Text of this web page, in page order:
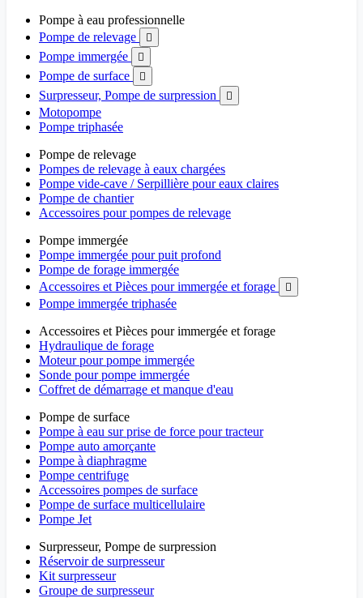
Pompe à eau professionnelle
Pompe de relevage

Pompe immergée 
Pompe de surface 
Surpresseur, Pompe de surpression 
Motopompe
Pompe triphasée
Pompe de relevage
Pompes de relevage à eaux chargées
Pompe vide-cave / Serpillière pour eaux claires
Pompe de chantier
Accessoires pour pompes de relevage
Pompe immergée
Pompe immergée pour puit profond
Pompe de forage immergée
Accessoires et Pièces pour immergée et forage

Pompe immergée triphasée
Accessoires et Pièces pour immergée et forage
Hydraulique de forage
Moteur pour pompe immergée
Sonde pour pompe immergée
Coffret de démarrage et manque d'eau
Pompe de surface
Pompe à eau sur prise de force pour tracteur
Pompe auto amorçante
Pompe à diaphragme
Pompe centrifuge
Accessoires pompes de surface
Pompe de surface multicellulaire
Pompe Jet
Surpresseur, Pompe de surpression
Réservoir de surpresseur
Kit surpresseur
Groupe de surpresseur